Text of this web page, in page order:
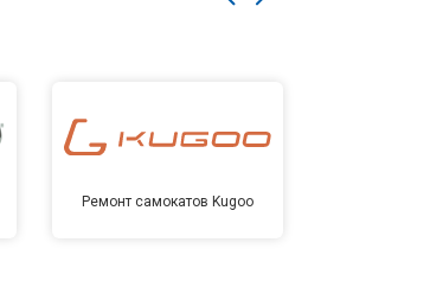
Ремонт самокатов Kugoo